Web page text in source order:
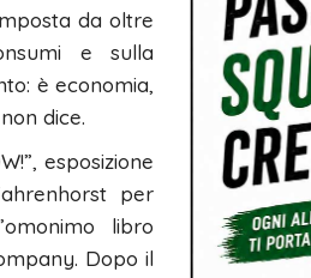
da oltre
e sulla
è economia,
dice.
esposizione
per
libro
Dopo il